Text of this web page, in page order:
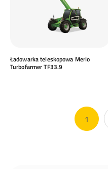
Ładowarka teleskopowa Merlo
Turbofarmer TF33.9
1